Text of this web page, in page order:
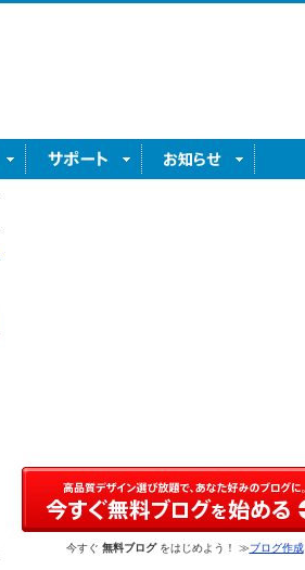
今すぐ 無料ブログをはじめよう！ ≫ブログ作成